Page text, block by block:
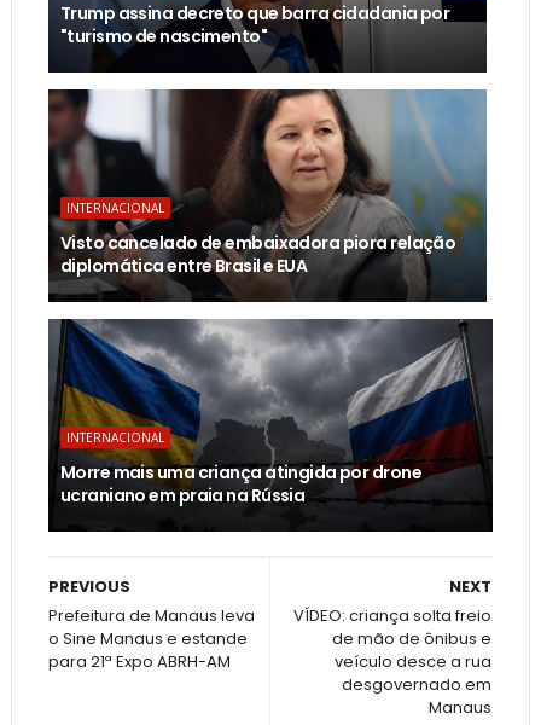
Trump assina decreto que barra cidadania por
"turismo de nascimento"
INTERNACIONAL
Visto cancelado de embaixadora piora relação
diplomática entre Brasil e EUA
INTERNACIONAL
Morre mais uma criança atingida por drone
ucraniano em praia na Rússia
NEXT
VÍDEO: criança solta freio
de mão de ônibus e
veículo desce a rua
desgovernado em
Manaus
PREVIOUS
Prefeitura de Manaus leva
o Sine Manaus e estande
para 21ª Expo ABRH-AM